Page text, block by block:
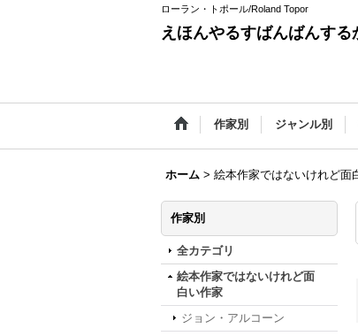
ローラン・トポール/Roland Topor
えほんやるすばんばんする
作家別 ジャンル別
ホーム > 絵本作家ではないけれど面
作家別
全カテゴリ
絵本作家ではないけれど面
白い作家
ジョン・アルコーン